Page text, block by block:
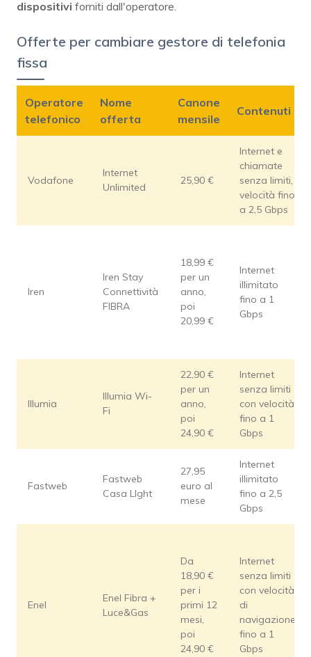
dispositivi forniti dall'operatore.
Offerte per cambiare gestore di telefonia
fissa
Operatore
telefonico
Nome
offerta
Canone
mensile
Contenuti
Vodafone
Internet
Unlimited
25,90 €
Internet e
chiamate
senza limiti,
velocità fino
a 2,5 Gbps
Iren
Iren Stay
Connettività
FIBRA
18,99 €
per un
anno,
poi
20,99 €
Internet
illimitato
fino a 1
Gbps
Illumia
Illumia Wi-
Fi
22,90 €
per un
anno,
poi
24,90 €
Internet
senza limiti
con velocità
fino a 1
Gbps
Fastweb
Fastweb
Casa LIght
27,95
euro al
mese
Internet
illimitato
fino a 2,5
Gbps
Enel
Enel Fibra +
Luce&Gas
Da
18,90 €
per i
primi 12
mesi,
poi
24,90 €
Internet
senza limiti
con velocità
di
navigazione
fino a 1
Gbps